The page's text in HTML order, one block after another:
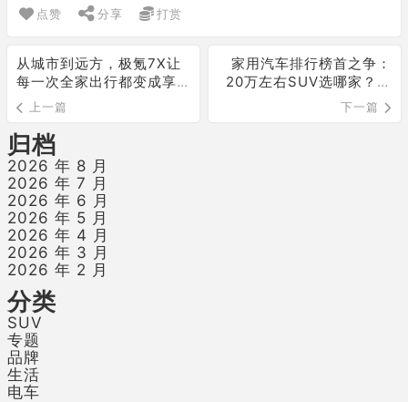
点赞 分享 打赏
从城市到远方，极氪7X让
每一次全家出行都变成享
受
上一篇
家用汽车排行榜首之争：
20万左右SUV选哪家？焕
新极氪7X实力胜出
下一篇
归档
2026 年 8 月
2026 年 7 月
2026 年 6 月
2026 年 5 月
2026 年 4 月
2026 年 3 月
2026 年 2 月
分类
SUV
专题
品牌
生活
电车